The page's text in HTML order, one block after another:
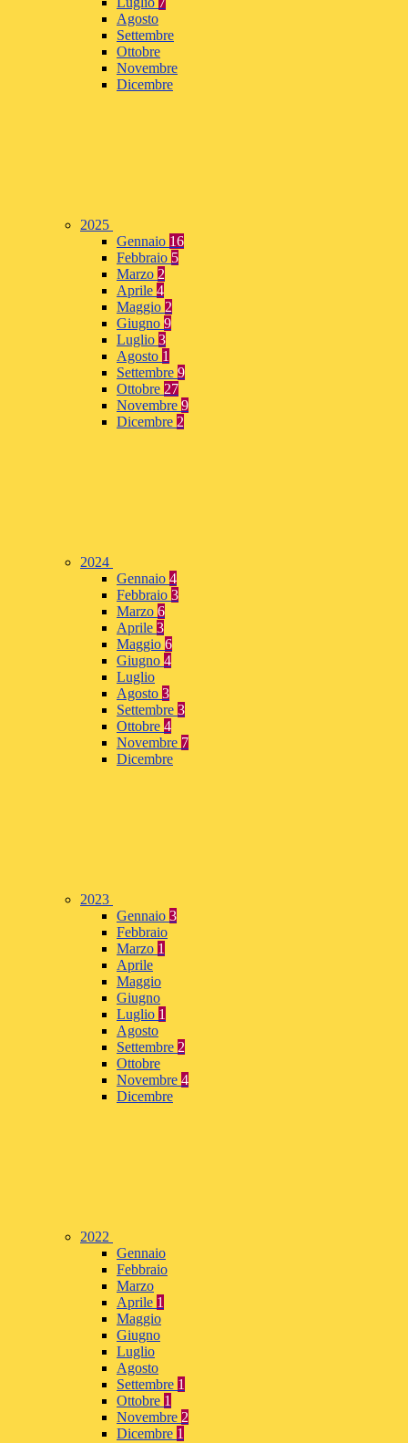
Agosto
Settembre
Ottobre
Novembre
Dicembre
2025
Gennaio 16
Febbraio 5
Marzo 2
Aprile 4
Maggio 2
Giugno 9
Luglio 3
Agosto 1
Settembre 9
Ottobre 27
Novembre 9
Dicembre 2
2024
Gennaio 4
Febbraio 3
Marzo 6
Aprile 3
Maggio 6
Giugno 4
Luglio
Agosto 3
Settembre 3
Ottobre 4
Novembre 7
Dicembre
2023
Gennaio 3
Febbraio
Marzo 1
Aprile
Maggio
Giugno
Luglio 1
Agosto
Settembre 2
Ottobre
Novembre 4
Dicembre
2022
Gennaio
Febbraio
Marzo
Aprile 1
Maggio
Giugno
Luglio
Agosto
Settembre 1
Ottobre 1
Novembre 2
Dicembre 1